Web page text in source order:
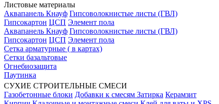
Листовые материалы
Аквапанель Кнауф Гипсоволокнистые листы (ГВЛ)
Гипсокартон ЦСП Элемент пола
Аквапанель Кнауф Гипсоволокнистые листы (ГВЛ)
Гипсокартон ЦСП Элемент пола
Сетка арматурные ( в картах)
Сетки базальтовые
Огнебиозащита
Паутинка
СУХИЕ СТРОИТЕЛЬНЫЕ СМЕСИ
Газобетонные блоки Добавки к смесям Затирка Керамзит